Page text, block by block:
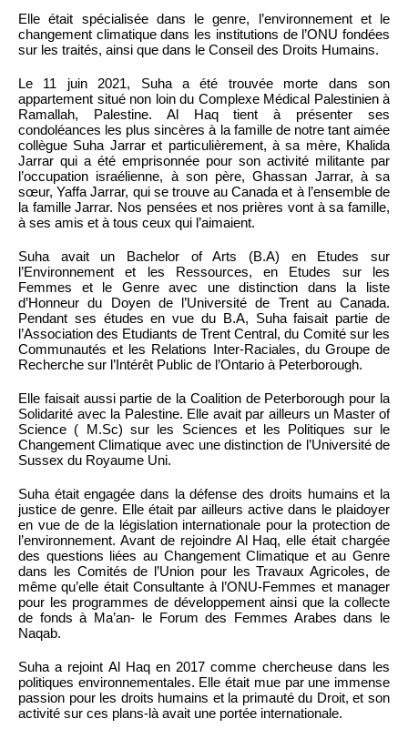
Elle était spécialisée dans le genre, l’environnement et le
changement climatique dans les institutions de l’ONU fondées
sur les traités, ainsi que dans le Conseil des Droits Humains.
Le 11 juin 2021, Suha a été trouvée morte dans son
appartement situé non loin du Complexe Médical Palestinien à
Ramallah, Palestine. Al Haq tient à présenter ses
condoléances les plus sincères à la famille de notre tant aimée
collègue Suha Jarrar et particulièrement, à sa mère, Khalida
Jarrar qui a été emprisonnée pour son activité militante par
l’occupation israélienne, à son père, Ghassan Jarrar, à sa
sœur, Yaffa Jarrar, qui se trouve au Canada et à l’ensemble de
la famille Jarrar. Nos pensées et nos prières vont à sa famille,
à ses amis et à tous ceux qui l’aimaient.
Suha avait un Bachelor of Arts (B.A) en Etudes sur
l’Environnement et les Ressources, en Etudes sur les
Femmes et le Genre avec une distinction dans la liste
d’Honneur du Doyen de l’Université de Trent au Canada.
Pendant ses études en vue du B.A, Suha faisait partie de
l’Association des Etudiants de Trent Central, du Comité sur les
Communautés et les Relations Inter-Raciales, du Groupe de
Recherche sur l’Intérêt Public de l’Ontario à Peterborough.
Elle faisait aussi partie de la Coalition de Peterborough pour la
Solidarité avec la Palestine. Elle avait par ailleurs un Master of
Science ( M.Sc) sur les Sciences et les Politiques sur le
Changement Climatique avec une distinction de l’Université de
Sussex du Royaume Uni.
Suha était engagée dans la défense des droits humains et la
justice de genre. Elle était par ailleurs active dans le plaidoyer
en vue de de la législation internationale pour la protection de
l’environnement. Avant de rejoindre Al Haq, elle était chargée
des questions liées au Changement Climatique et au Genre
dans les Comités de l’Union pour les Travaux Agricoles, de
même qu’elle était Consultante à l’ONU-Femmes et manager
pour les programmes de développement ainsi que la collecte
de fonds à Ma’an- le Forum des Femmes Arabes dans le
Naqab.
Suha a rejoint Al Haq en 2017 comme chercheuse dans les
politiques environnementales. Elle était mue par une immense
passion pour les droits humains et la primauté du Droit, et son
activité sur ces plans-là avait une portée internationale.